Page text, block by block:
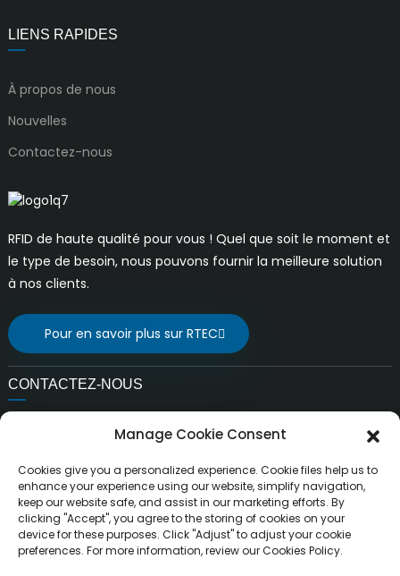
LIENS RAPIDES
À propos de nous
Nouvelles
Contactez-nous
RFID de haute qualité pour vous ! Quel que soit le moment et
le type de besoin, nous pouvons fournir la meilleure solution
à nos clients.
Pour en savoir plus sur RTEC
CONTACTEZ-NOUS
ventes@rfrid.com
Adresse:
10e bâtiment, base d'innovation, district d'innovation
scientifique, ville de MianYang, Sichuan, Chine 621000
Manage Cookie Consent
Cookies give you a personalized experience. Cookie files help us to
enhance your experience using our website, simplify navigation,
keep our website safe, and assist in our marketing efforts. By
clicking "Accept", you agree to the storing of cookies on your
device for these purposes. Click "Adjust" to adjust your cookie
preferences. For more information, review our Cookies Policy.